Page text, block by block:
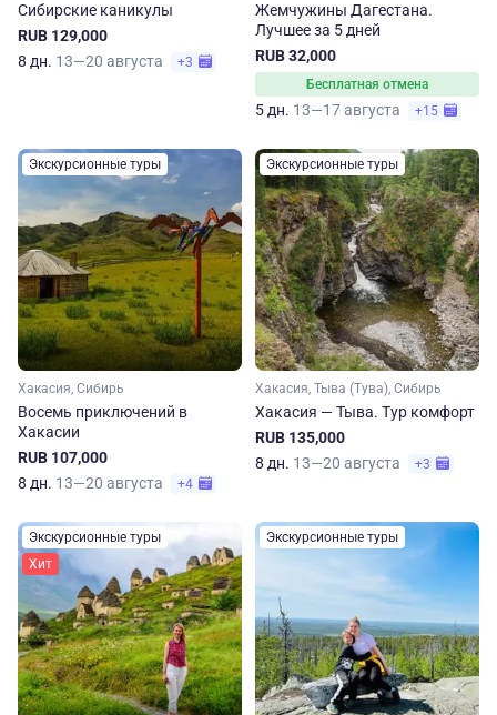
Сибирские каникулы
RUB 129,000
8 дн. 13—20 августа +3
Жемчужины Дагестана.
Лучшее за 5 дней
RUB 32,000
Бесплатная отмена
5 дн. 13—17 августа +15
Экскурсионные туры
Хакасия, Сибирь
Восемь приключений в
Хакасии
RUB 107,000
8 дн. 13—20 августа +4
Экскурсионные туры
Хакасия, Тыва (Тува), Сибирь
Хакасия — Тыва. Тур комфорт
RUB 135,000
8 дн. 13—20 августа +3
Экскурсионные туры
Хит
Экскурсионные туры